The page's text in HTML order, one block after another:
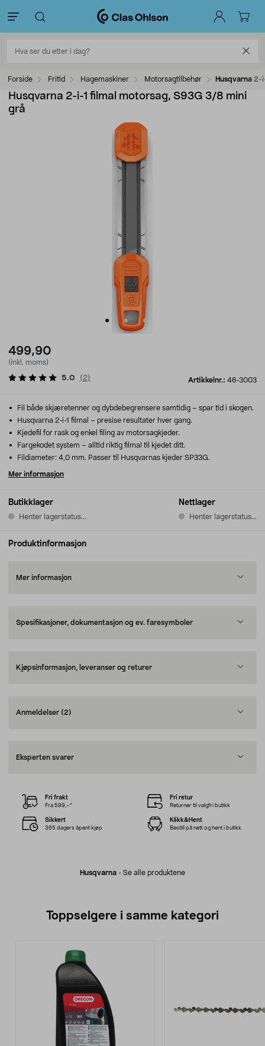
Forside Fritid Hagemaskiner Motorsagtilbehør Husqvarna 2-
Husqvarna 2-i-1 filmal motorsag, S93G 3/8 mini
grå
499,90
(inkl. moms)
Artikkelnr.: 46-3003
5.0 ( 2)
Butikklager
Henter lagerstatus...
Nettlager
Henter lagerstatus...
Fil både skjæretenner og dybdebegrensere samtidig – spar tid i skogen.
Husqvarna 2-i-1 filmal – presise resultater hver gang.
Kjedefil for rask og enkel filing av motorsagkjeder.
Fargekodet system – alltid riktig filmal til kjedet ditt.
Fildiameter: 4,0 mm. Passer til Husqvarnas kjeder SP33G.
Mer informasjon
Produktinformasjon
Mer informasjon
Spesifikasjoner, dokumentasjon og ev. faresymboler
Kjøpsinformasjon, leveranser og returer
Anmeldelser (2)
Eksperten svarer
Husqvarna - Se alle produktene
Fri frakt
Fra 599,–*
Fri retur
Returner til valgfri butikk
Sikkert
365 dagers åpent kjøp
Klikk&Hent
Bestill på nett og hent i butikk
Toppselgere i samme kategori